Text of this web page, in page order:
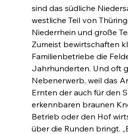
sind das südliche
westliche Teil von
Niederrhein und große
Zumeist bewirtschaften
Familienbetriebe die
Jahrhunderten. Und oft
Nebenerwerb, weil das
Ernten der auch für den
erkennbaren braunen
Betrieb oder den Hof
über die Runden bringt.